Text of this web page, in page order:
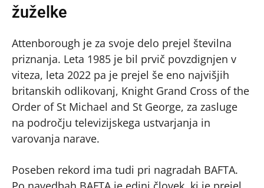
žuželke
Attenborough je za svoje delo prejel številna
priznanja. Leta 1985 je bil prvič povzdignjen v
viteza, leta 2022 pa je prejel še eno najvišjih
britanskih odlikovanj, Knight Grand Cross of the
Order of St Michael and St George, za zasluge
na področju televizijskega ustvarjanja in
varovanja narave.
Poseben rekord ima tudi pri nagradah BAFTA.